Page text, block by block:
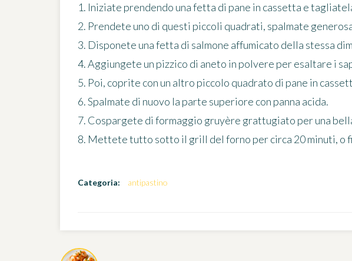
1. Iniziate prendendo una fetta di pane in cassetta e
2. Prendete uno di questi piccoli quadrati, spalmate
3. Disponete una fetta di salmone affumicato della stessa
4. Aggiungete un pizzico di aneto in polvere per esaltare i
5. Poi, coprite con un altro piccolo quadrato di pane in
6. Spalmate di nuovo la parte superiore con panna acida.
7. Cospargete di formaggio gruyère grattugiato per una
8. Mettete tutto sotto il grill del forno per circa 20 minuti, o
Categoria: antipastino